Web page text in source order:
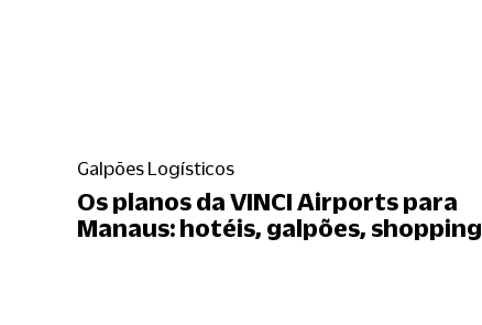
Galpões Logísticos
Os planos da VINCI Airports para
Manaus: hotéis, galpões, shopping